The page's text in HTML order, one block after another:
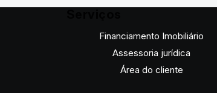
Financiamento Imobiliário
Assessoria jurídica
Área do cliente